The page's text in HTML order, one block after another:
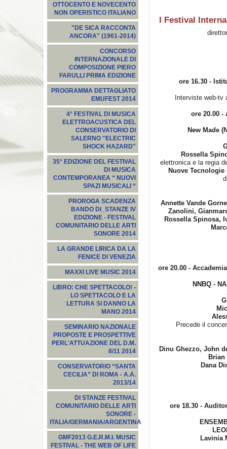
OTTOCENTO E NOVECENTO
NON OPERISTICO ITALIANO
"DE SICA RACCONTA
ANCORA" (1961-2014)
CONCORSO
INTERNAZIONALE DI
COMPOSIZIONE PIERO
FARULLI PRIMA EDIZIONE
PROGRAMMA DETTAGLIATO
EMUFEST 2014
4° FESTIVAL DI MUSICA
ELETTROACUSTICA DEL
CONSERVATORIO DI
SALERNO "ELECTRIC
SHOCK HAZARD"
35° EDIZIONE DEL FESTIVAL
DI MUSICA
CONTEMPORANEA “ NUOVI
SPAZI MUSICALI “
PROROGA SCADENZA
BANDO DI_STANZE IV
EDIZIONE - FESTIVAL
COMUNITARIO DELLE ARTI
SONORE 2014
LA GRANDE LIRICA DA LA
FENICE DI VENEZIA
MAXXI LIVE MUSIC 2014
LIBRO: CHE SPETTACOLO! -
LO SPETTACOLO E LA
LETTURA SI DANNO LA
MANO 2014
SEMINARIO NAZIONALE
PROPOSTE E PROSPETTIVE
PERL'ATTUAZIONE DEL D.M.
8/11 2014
CONSERVATORIO “SANTA
CECILIA” DI ROMA - A.A.
2013/14
DI STANZE FESTIVAL
COMUNITARIO DELLE ARTI
SONORE -
ITALIA/GERMANIA/ARGENTINA
GMF2013 G.E.R.M.I. MUSIC
FESTIVAL - THE WEB OF LIFE
I Festival
ore 16.30 -
Interviste web-tv
ore 20.00
New Made
Rossella
elettronica e la regia
Nuove
Annette Vande
Zanolini,
Rossella Spinosa,
ore 20.00 -
NNBQ -
Precede il
Dinu Ghezzo, John
Dana
ore 18.30 -
Lavinia